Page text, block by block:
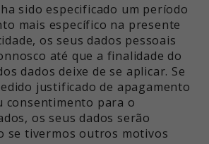
sido especificado um período
mais específico na presente
os seus dados pessoais
até que a finalidade do
dados deixe de se aplicar. Se
justificado de apagamento
consentimento para o
os seus dados serão
se tivermos outros motivos